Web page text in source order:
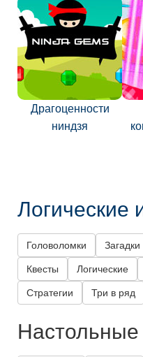
Драгоценности
ниндзя
Логические
Головоломки Загадки
Квесты Логические
Стратегии Три в ряд